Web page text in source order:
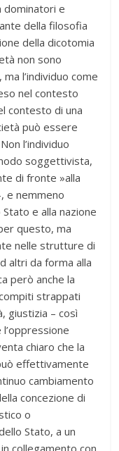
dominatori e
della filosofia
della dicotomia
non sono
l’individuo come
nel contesto
contesto di una
può essere
l’individuo
soggettivista,
di fronte »alla
e nemmeno
e alla nazione
questo, ma
nelle strutture di
altri da forma alla
però anche la
strappati
giustizia – così
chiaro che la
effettivamente
cambiamento
concezione di
o
Stato, a un